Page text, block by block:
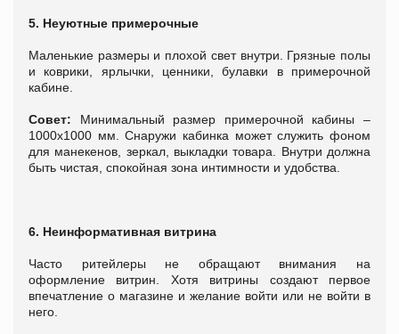
5. Неуютные примерочные
Маленькие размеры и плохой свет внутри. Грязные полы
и коврики, ярлычки, ценники, булавки в примерочной
кабине.
Совет: Минимальный размер примерочной кабины –
1000х1000 мм. Снаружи кабинка может служить фоном
для манекенов, зеркал, выкладки товара. Внутри должна
быть чистая, спокойная зона интимности и удобства.
6. Неинформативная витрина
Часто ритейлеры не обращают внимания на
оформление витрин. Хотя витрины создают первое
впечатление о магазине и желание войти или не войти в
него.